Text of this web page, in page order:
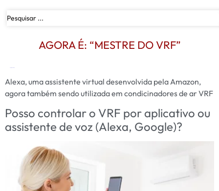
AGORA É: “MESTRE DO VRF”
Alexa, uma assistente virtual desenvolvida pela Amazon,
agora também sendo utilizada em condicinadores de ar VRF
Posso controlar o VRF por aplicativo ou
assistente de voz (Alexa, Google)?